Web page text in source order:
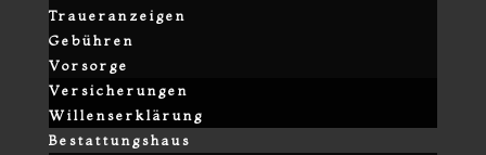
Traueranzeigen
Gebühren
Vorsorge
Versicherungen
Willenserklärung
Bestattungshaus